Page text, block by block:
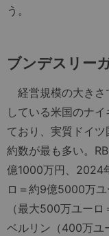
う。
ブンデスリー
経営規模の大きさ
している米国のナ
ており、実質ドイ
約数が最も多い。
億1000万円、2024
ロ＝約9億5000万
（最大500万ユー
ベルリン（400万ユ